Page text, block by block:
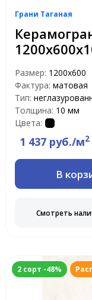
Грани Таганая
Размер: 1200х600
Фактура: матовая
Тип:
Толщина: 10 мм
Цвета:
1 437 руб./м2
В
Смотреть
2 сорт -48%